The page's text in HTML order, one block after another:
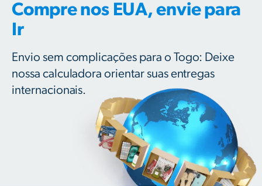
Compre nos EUA, envie para
Ir
Envio sem complicações para o Togo: Deixe
nossa calculadora orientar suas entregas
internacionais.